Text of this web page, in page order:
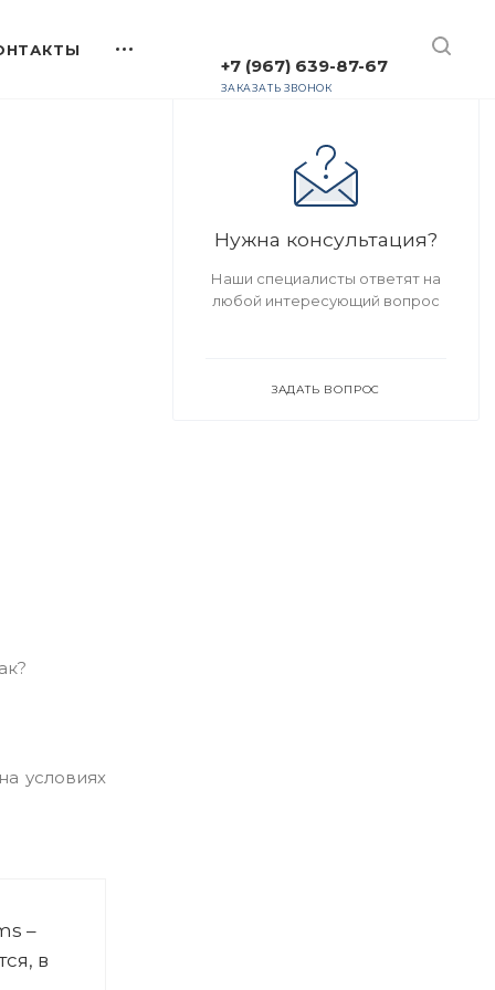
+7 (967) 639-87-67
ЗАКАЗАТЬ ЗВОНОК
условиях
–
в
Нужна консультация?
Наши специалисты ответят на
любой интересующий вопрос
ЗАДАТЬ ВОПРОС